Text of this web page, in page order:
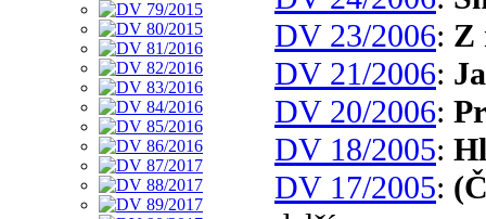
DV 23/2006: Z
DV 21/2006:
DV 20/2006:
DV 18/2005:
DV 17/2005: